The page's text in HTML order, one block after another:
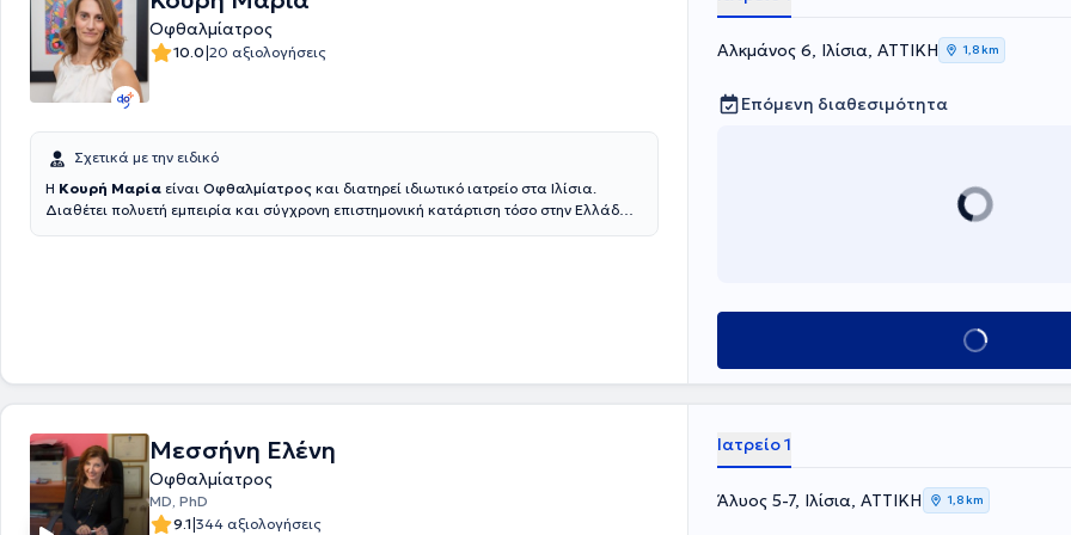
Οφθαλμίατρος
10.0|20 αξιολογήσεις
Σχετικά με την ειδικό
Η Κουρή Μαρία είναι Οφθαλμίατρος και διατηρεί ιδιωτικό ιατρείο στα Ιλίσια.
Διαθέτει πολυετή εμπειρία και σύγχρονη επιστημονική κατάρτιση τόσο στην Ελλάδα
συνέπεια και ειλικρινές ενδιαφέρον. Στόχος της είναι να βοηθά κάθε άνθρωπο να
απολαμβάνει καθαρή όραση και υγιή μάτια με εμπιστοσύνη και σιγουριά.
Αλκμάνος 6, Ιλίσια, ΑΤΤΙΚΗ 1,8 km
Επόμενη διαθεσιμότητα
Κλείσε ραντεβού
Μεσσήνη Ελένη
Οφθαλμίατρος
MD, PhD
9.1|344 αξιολογήσεις
Ιατρείο 1
Άλυος 5-7, Ιλίσια, ΑΤΤΙΚΗ 1,8 km